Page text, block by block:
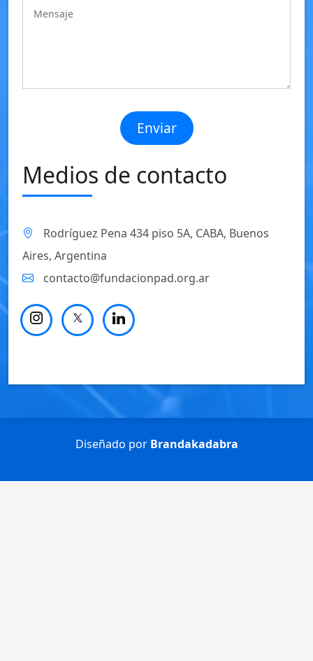
Enviar
Medios de contacto
Rodríguez Pena 434 piso 5A, CABA, Buenos
Aires, Argentina
contacto@fundacionpad.org.ar
Diseñado por Brandakadabra